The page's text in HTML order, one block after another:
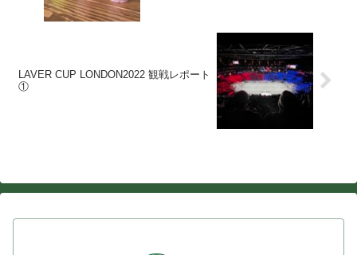
LAVER CUP LONDON2022 観戦レポート
①